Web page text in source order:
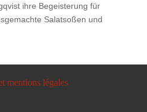
ihre Begeisterung für
Salatsoßen und
mentions légales